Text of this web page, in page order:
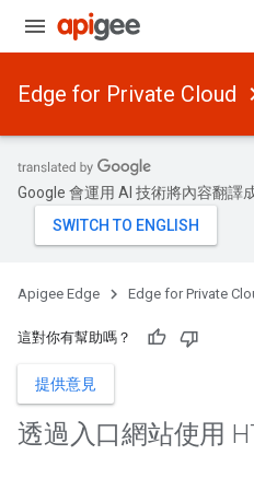
Edge for Private Cloud
Google 會運用 AI 技術將內容翻譯
Apigee Edge Edge for Private
這對你有幫助嗎？
提供意見
透過入口網站使用